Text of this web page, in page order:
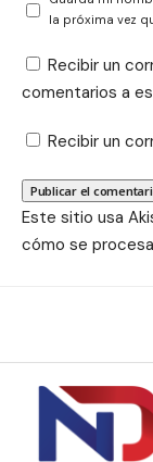
la próxima vez
Recibir un
comentarios a
Recibir un
Este sitio usa
cómo se